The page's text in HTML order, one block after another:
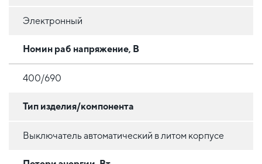
Электронный
Номин раб напряжение, В
400/690
Тип изделия/компонента
Выключатель автоматический в литом корпусе